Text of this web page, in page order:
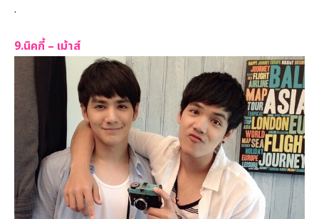
.
9.นิคกี้ – เม้าส์